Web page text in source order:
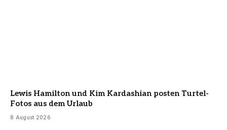
Lewis Hamilton und Kim Kardashian posten Turtel-
Fotos aus dem Urlaub
8 August 2026